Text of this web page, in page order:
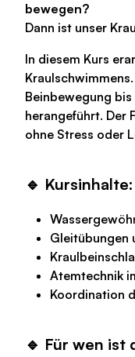
bewegen?
Dann ist unser
In diesem Kurs
Beinbewegung
herangeführt. Der
ohne Stress oder
🔹 Kursinhalte:
Gleitübungen
Atemtechnik
Koordination
🔹 Für wen ist